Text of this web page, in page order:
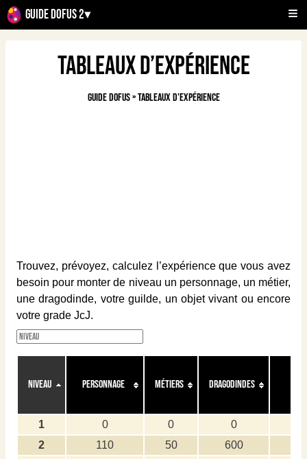
Guide Dofus 2▾
Tableaux d’expérience
Guide Dofus»Tableaux d’expérience
Trouvez, prévoyez, calculez l’expérience que vous avez
besoin pour monter de niveau un personnage, un métier,
une dragodinde, votre guilde, un objet vivant ou encore
votre grade JcJ.
Niveau Personnage Métiers Dragodindes
1 0 0
0
2
110 50 600